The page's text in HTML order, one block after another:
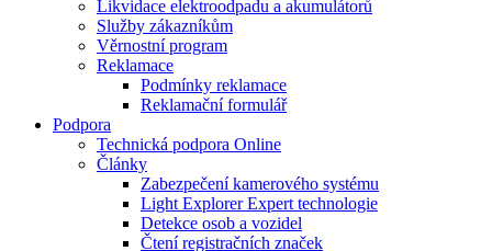
Likvidace elektroodpadu a akumulátorů
Služby zákazníkům
Věrnostní program
Reklamace
Podmínky reklamace
Reklamační formulář
Podpora
Technická podpora Online
Články
Zabezpečení kamerového systému
Light Explorer Expert technologie
Detekce osob a vozidel
Čtení registračních značek